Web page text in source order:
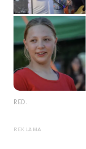
RED.
REKLAMA